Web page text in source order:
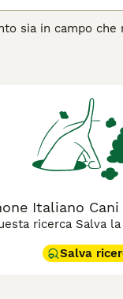
sia in campo
che gli
Italiano
ricerca Salva
Salva